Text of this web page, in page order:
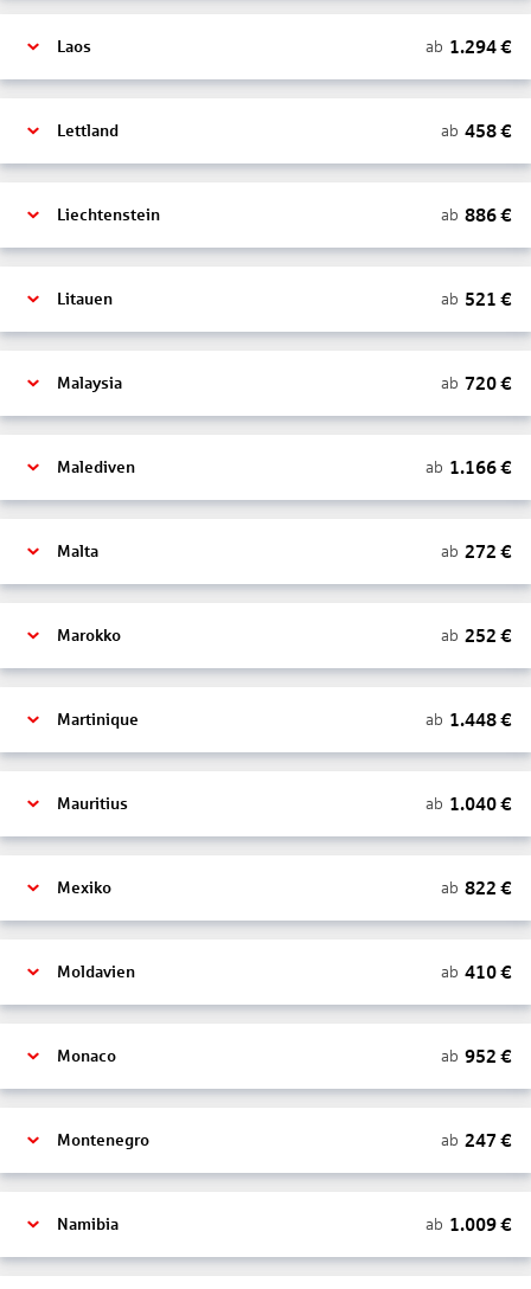
Laos ab 1.294€
Lettland ab 458€
Liechtenstein ab 886€
Litauen ab 521 €
Malaysia ab 720€
Malediven ab 1.166€
Malta ab 272 €
Marokko ab 252 €
Martinique ab 1.448€
Mauritius ab 1.040€
Mexiko ab 822 €
Moldavien ab 410€
Monaco ab 952 €
Montenegro ab 247 €
Namibia ab 1.009€